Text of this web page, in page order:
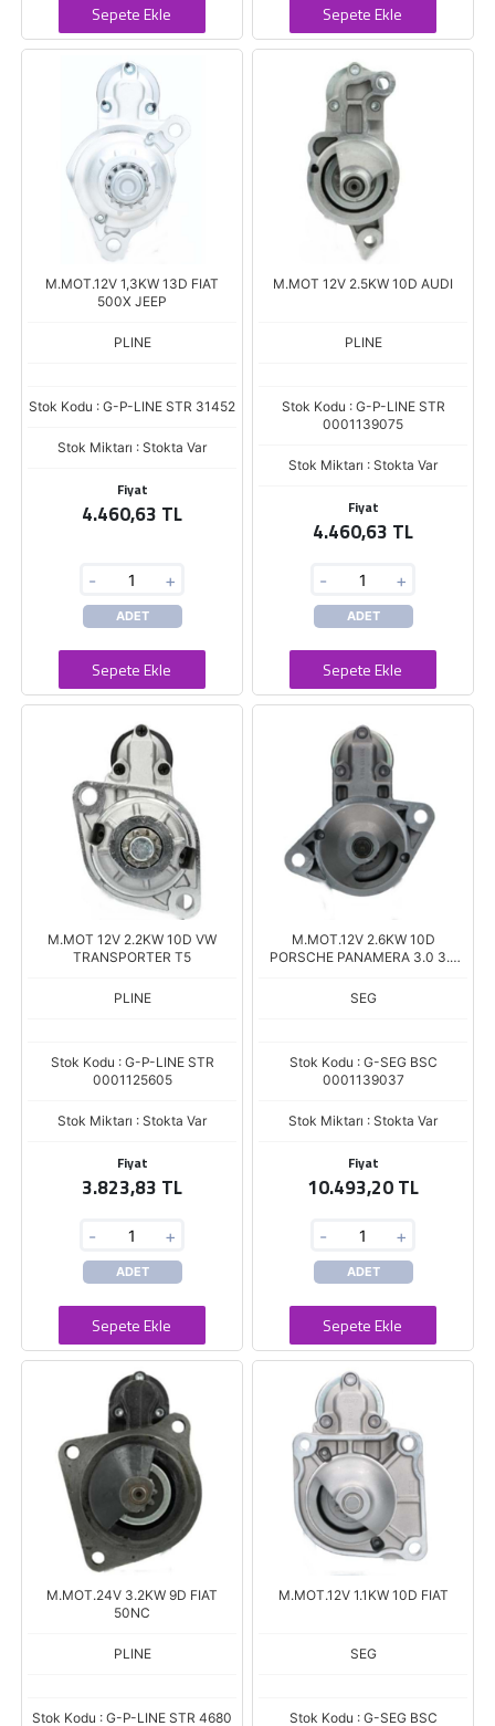
Sepete Ekle Sepete Ekle
M.MOT.12V 1,3KW 13D FIAT
500X JEEP
PLINE
Stok Kodu : G-P-LINE STR 31452
Stok Miktarı : Stokta Var
Fiyat
4.460,63 TL
- +
ADET
Sepete Ekle
M.MOT 12V 2.5KW 10D AUDI
PLINE
Stok Kodu : G-P-LINE STR
0001139075
Stok Miktarı : Stokta Var
Fiyat
4.460,63 TL
- +
ADET
Sepete Ekle
M.MOT 12V 2.2KW 10D VW
TRANSPORTER T5
PLINE
Stok Kodu : G-P-LINE STR
0001125605
Stok Miktarı : Stokta Var
Fiyat
3.823,83 TL
- +
ADET
Sepete Ekle
M.MOT.12V 2.6KW 10D
PORSCHE PANAMERA 3.0 3.6
SEG
Stok Kodu : G-SEG BSC
0001139037
Stok Miktarı : Stokta Var
Fiyat
10.493,20 TL
- +
ADET
Sepete Ekle
M.MOT.24V 3.2KW 9D FIAT
50NC
PLINE
Stok Kodu : G-P-LINE STR 4680
M.MOT.12V 1.1KW 10D FIAT
SEG
Stok Kodu : G-SEG BSC